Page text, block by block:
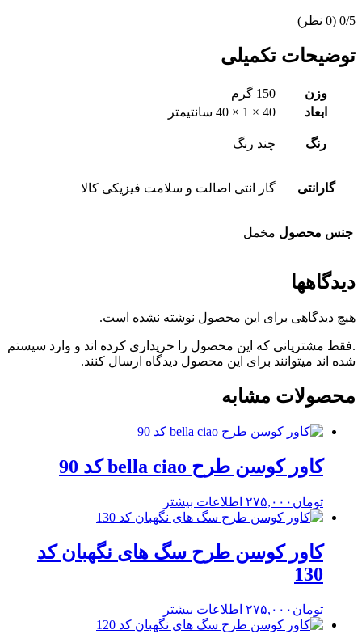
‫0/5 ‫(0 نظر)
توضیحات تکمیلی
وزن
150 گرم
ابعاد
40 × 1 × 40 سانتیمتر
رنگ چند رنگ
گارانتی گار انتی اصالت و سلامت فیزیکی کالا
جنس محصول مخمل
دیدگاهها
هیچ دیدگاهی برای این محصول نوشته نشده است.
.فقط مشتریانی که این محصول را خریداری کرده اند و وارد سیستم
شده اند میتوانند برای این محصول دیدگاه ارسال کنند.
محصولات مشابه
کاور کوسن طرح bella ciao کد 90
تومان ۲۷۵,۰۰۰ اطلاعات بیشتر
کاور کوسن طرح سگ های نگهبان کد
130
تومان ۲۷۵,۰۰۰ اطلاعات بیشتر